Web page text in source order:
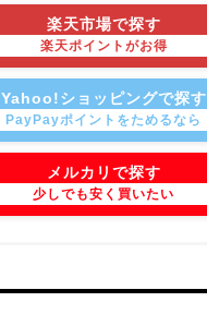
楽天市場で探す
Yahoo!ショッピングで探す
メルカリで探す